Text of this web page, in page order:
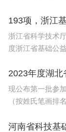
193项，浙江
浙江省科学技术
度浙江省基础公
现公布第一批参
河南省科技基